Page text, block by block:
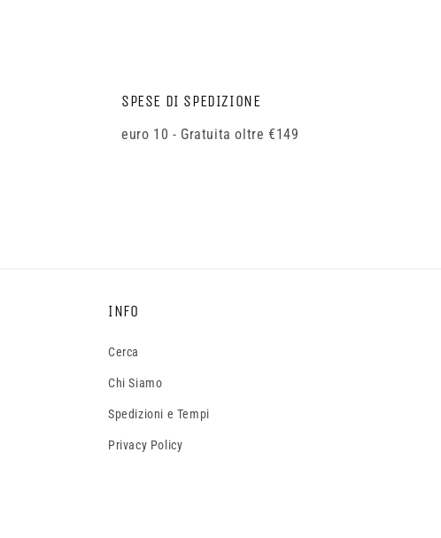
SPESE DI SPEDIZIONE
euro 10 - Gratuita oltre €149
INFO
Cerca
Chi Siamo
Spedizioni e Tempi
Privacy Policy